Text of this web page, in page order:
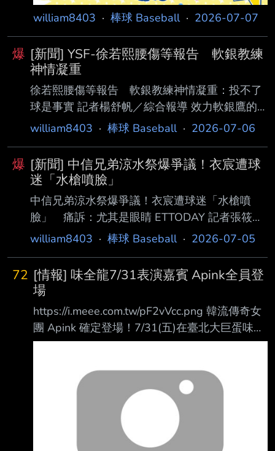
作、R&B、經典唱跳到
william8403 · 棒球 Baseball· 2026-07-07
爆 [新聞] YSF-徐若熙腰傷等報告 軟銀教練
神情凝重
徐若熙腰傷等報告 軟銀教練神情凝重：投不了
球是事實 記者楊舒帆／綜合報導 效力軟銀鷹的
台灣火球男徐若熙因腰部不適持續離隊調整，日
倉野信次談到他的近況時坦言，目前詳細報告還
沒收到，不過徐若熙 仍無法投球是不爭事實。
徐若熙原定6月24日對歐力士猛牛先發，不過賽
前因腰部狀況不佳緊急跳過登板，之後轉 往筑後
復健組調整，目前仍持續進行不傳接球的訓練。
軟銀6日在瑞穗PayPay巨蛋進行投手練習，倉野
教練被問及徐若熙近況時表示，「報告接 下來才
會收到。」至於是否代表狀況不
william8403 · 棒球 Baseball· 2026-07-06
爆 [新聞] 中信兄弟涼水祭爆爭議！衣宸遭球
迷「水槍噴臉」
中信兄弟涼水祭爆爭議！衣宸遭球迷「水槍噴
臉」 痛訴：尤其是眼睛 ETTODAY 記者張筱涵
／綜合報導 中信兄弟年度夏季主題活動「Bro’s
場， 吸引大批球迷攜帶水槍、戲水裝備進場同
樂。不過活動首日卻傳出有球迷將水槍直接朝啦
啦隊女孩臉部噴射，中信兄弟Passion Sisters成
員衣宸當晚緊急發文呼籲：「請不要拿 水槍噴
臉，尤其是眼睛！」引發大批球迷討論，也再度
william8403 · 棒球 Baseball· 2026-07-05
72 [情報] 味全龍7/31表演嘉賓 Apink全員登
場
https://i.meee.com.tw/pF2vVcc.png 韓流傳奇女
團 Apink 確定登場！7/31(五)在臺北大巨蛋味全
龍主場 韓國人氣二代女團 Apink 將擔任味全龍
7月31日（五） 登上臺北大巨蛋味全龍主場，帶
來精彩的賽後演出！ 自2011年出道以來，
Apink 憑藉清新甜美的形象、穩定出色的歌唱實
力，以及獨具魅力的 舞台演出，在亞洲累積超
高人氣，陪伴無數粉絲走過青春歲月。